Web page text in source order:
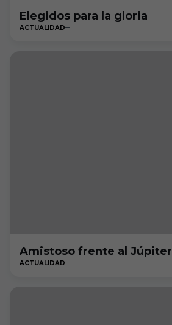
Elegidos para la gloria
ACTUALIDAD
Amistoso frente al Júpiter
ACTUALIDAD